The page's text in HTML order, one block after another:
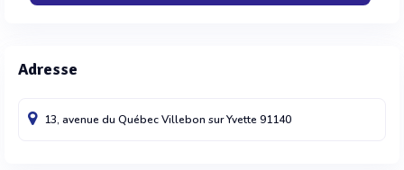
Adresse
13, avenue du QuébecVillebon sur Yvette 91140